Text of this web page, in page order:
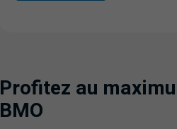
Profitez au
BMO